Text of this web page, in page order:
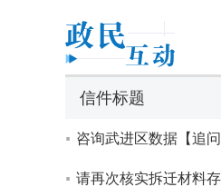
信件标题
咨询武进区数据【追问
请再次核实拆迁材料